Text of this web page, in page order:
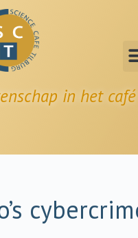
in het café